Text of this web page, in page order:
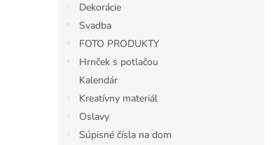
Dekorácie
Svadba
FOTO PRODUKTY
Hrnček s potlačou
Kalendár
Kreatívny materiál
Oslavy
Súpisné čísla na dom